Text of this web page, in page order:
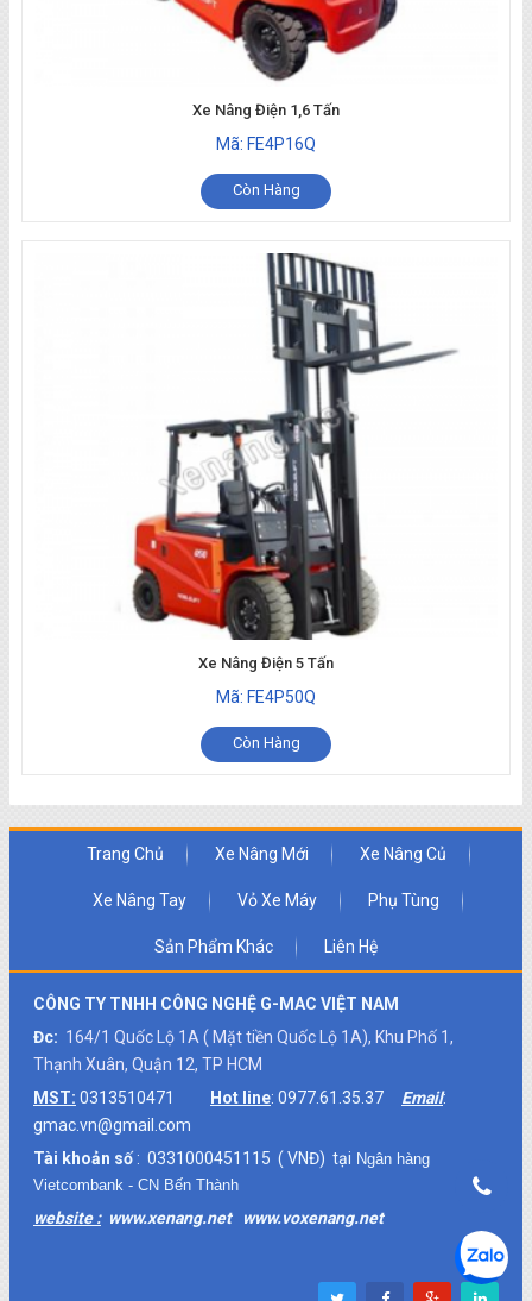
Xe Nâng Điện 1,6 Tấn
Mã: FE4P16Q
Còn Hàng
Xe Nâng Điện 5 Tấn
Mã: FE4P50Q
Còn Hàng
Trang Chủ Xe Nâng Mới Xe Nâng Củ
Xe Nâng Tay Vỏ Xe Máy Phụ Tùng
Sản Phẩm Khác Liên Hệ
CÔNG TY TNHH CÔNG NGHỆ G-MAC VIỆT NAM
Đc: 164/1 Quốc Lộ 1A ( Mặt tiền Quốc Lộ 1A), Khu Phố 1,
Thạnh Xuân, Quận 12, TP HCM
MST: 0313510471 Hot line: 0977.61.35.37 Email:
gmac.vn@gmail.com
Tài khoản số : 0331000451115 ( VNĐ) tại Ngân hàng
Vietcombank - CN Bến Thành
website : www.xenang.net www.voxenang.net